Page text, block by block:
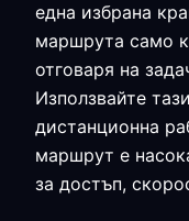
една избрана
маршрута само
отговаря на
Използвайте
дистанционна
маршрут е
за достъп,